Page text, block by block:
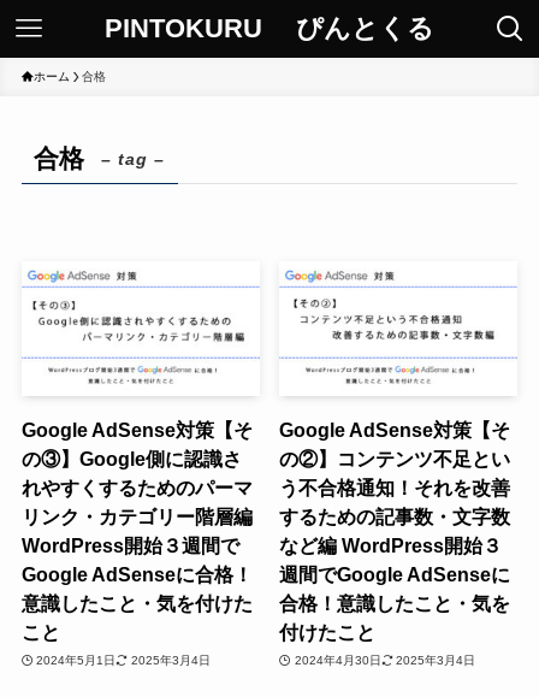
PINTOKURU ぴんとくる
ホーム 合格
合格 – tag –
Google AdSense対策【そ
の③】Google側に認識さ
れやすくするためのパーマ
リンク・カテゴリー階層編
WordPress開始３週間で
Google AdSenseに合格！
意識したこと・気を付けた
こと
2024年5月1日 2025年3月4日
Google AdSense対策【そ
の②】コンテンツ不足とい
う不合格通知！それを改善
するための記事数・文字数
など編 WordPress開始３
週間でGoogle AdSenseに
合格！意識したこと・気を
付けたこと
2024年4月30日 2025年3月4日